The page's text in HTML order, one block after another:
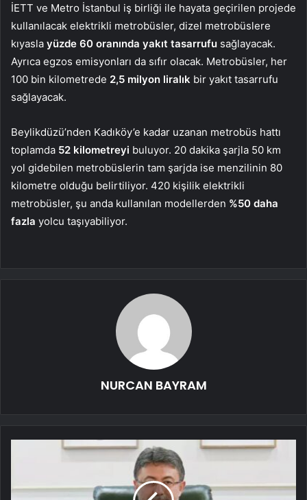
İETT ve Metro İstanbul iş birliği ile hayata geçirilen projede
kullanılacak elektrikli metrobüsler, dizel metrobüslere
kıyasla yüzde 60 oranında yakıt tasarrufu sağlayacak.
Ayrıca egzos emisyonları da sıfır olacak. Metrobüsler, her
100 bin kilometrede 2,5 milyon liralık bir yakıt tasarrufu
sağlayacak.
Beylikdüzü’nden Kadıköy’e kadar uzanan metrobüs hattı
toplamda 52 kilometreyi buluyor. 20 dakika şarjla 50 km
yol gidebilen metrobüslerin tam şarjda ise menzilinin 80
kilometre olduğu belirtiliyor. 420 kişilik elektrikli
metrobüsler, şu anda kullanılan modellerden %50 daha
fazla yolcu taşıyabiliyor.
NURCAN BAYRAM